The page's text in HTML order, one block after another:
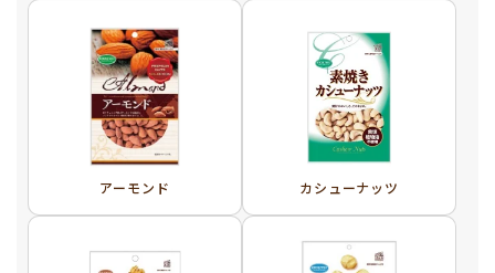
アーモンド カシューナッツ